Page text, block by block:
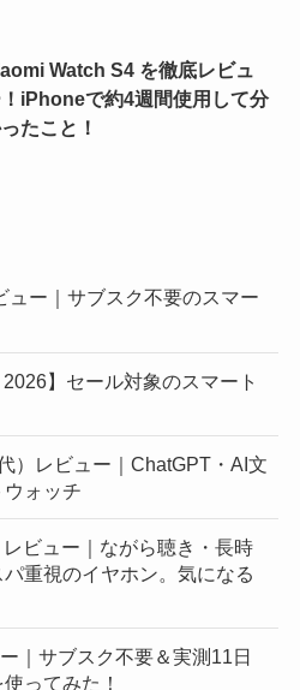
Watch S4 を徹底レビュ
iPhoneで約4週間使用して分
たこと！
ュー｜サブスク不要のスマー
】セール対象のスマート
）レビュー｜ChatGPT・AI文
ォッチ
ビュー｜ながら聴き・長時
重視のイヤホン。気になる
｜サブスク不要＆実測11日
ってみた！